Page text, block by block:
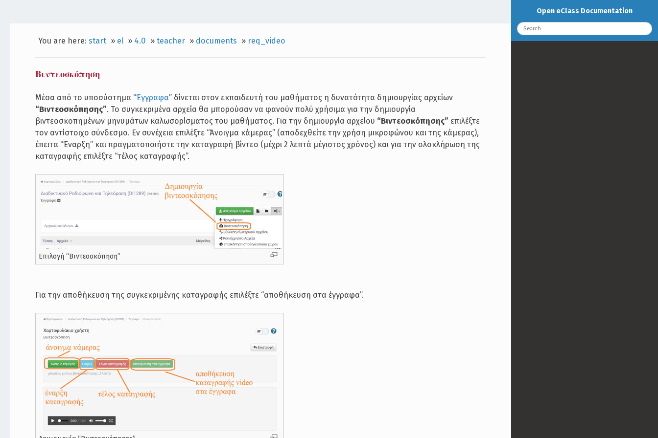
You are here: start » el » 4.0 » teacher » documents » req_video
Βιντεοσκόπηση
Μέσα από το υποσύστημα “Έγγραφα” δίνεται στον εκπαιδευτή του μαθήματος η δυνατότητα δημιουργίας αρχείων
“Βιντεοσκόπησης”. Το συγκεκριμένα αρχεία θα μπορούσαν να φανούν πολύ χρήσιμα για την δημιουργία
βιντεοσκοπημένων μηνυμάτων καλωσορίσματος του μαθήματος. Για την δημιουργία αρχείου “Βιντεοσκόπησης” επιλέξτε
τον αντίστοιχο σύνδεσμο. Εν συνέχεια επιλέξτε “Άνοιγμα κάμερας” (αποδεχθείτε την χρήση μικροφώνου και της κάμερας),
έπειτα “Έναρξη” και πραγματοποιήστε την καταγραφή βίντεο (μέχρι 2 λεπτά μέγιστος χρόνος) και για την ολοκλήρωση της
καταγραφής επιλέξτε “τέλος καταγραφής”.
Επιλογή “Βιντεοσκόπηση”
Για την αποθήκευση της συγκεκριμένης καταγραφής επιλέξτε “αποθήκευση στα έγγραφα”.
Open eClass Documentation